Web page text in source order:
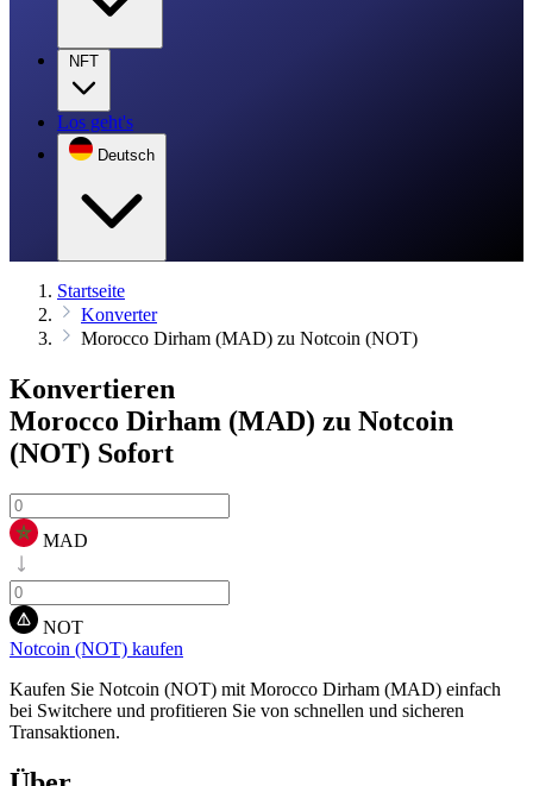
NFT
Los geht's
Deutsch
Startseite
Konverter
Morocco Dirham (MAD) zu Notcoin (NOT)
Konvertieren
Morocco Dirham (MAD) zu Notcoin
(NOT) Sofort
MAD
NOT
Notcoin (NOT) kaufen
Kaufen Sie Notcoin (NOT) mit Morocco Dirham (MAD) einfach
bei Switchere und profitieren Sie von schnellen und sicheren
Transaktionen.